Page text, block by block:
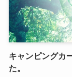
キャンピングカ
た。